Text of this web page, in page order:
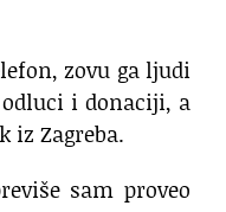
zovu ga ljudi
i donaciji, a
iz Zagreba.
sam proveo